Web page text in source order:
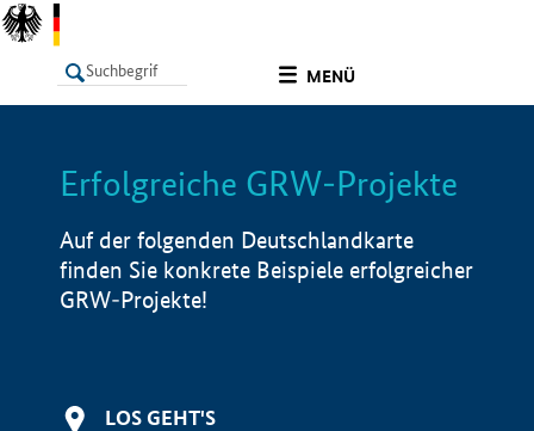
MENÜ
LISTE Info
Erfolgreiche GRW-Projekte
Auf der folgenden Deutschlandkarte
finden Sie konkrete Beispiele erfolgreicher
GRW-Projekte!
LOS GEHT'S